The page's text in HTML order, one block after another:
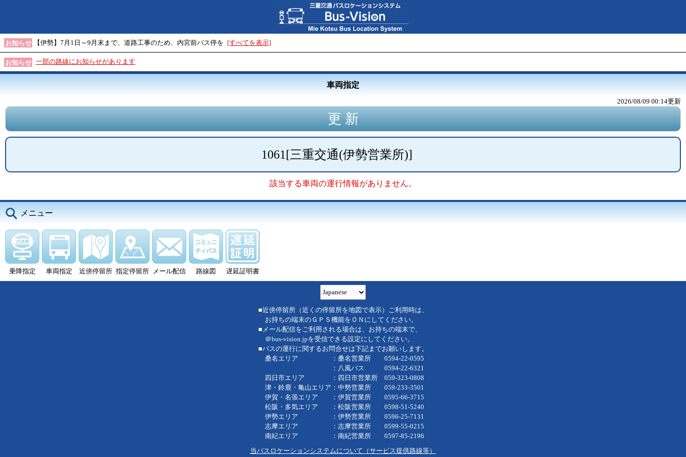
お知らせ 【伊勢】7月1日～9月末まで、道路工事のため、内宮前バス停を [すべてを表示]
お知らせ 一部の路線にお知らせがあります
車両指定
2026/08/09 00:14更新
1061[三重交通(伊勢営業所)]
該当する車両の運行情報がありません。
メニュー
乗降指定 車両指定 近傍停留所 指定停留所 メール配信 路線図 遅延証明書
■近傍停留所（近くの停留所を地図で表示）ご利用時は、
お持ちの端末のＧＰＳ機能をＯＮにしてください。
■メール配信をご利用される場合は、お持ちの端末で、
＠bus-vision.jpを受信できる設定にしてください。
■バスの運行に関するお問合せは下記までお願いします。
桑名エリア ：桑名営業所 0594-22-0595
：八風バス 0594-22-6321
四日市エリア ：四日市営業所 059-323-0808
津・鈴鹿・亀山エリア：中勢営業所 059-233-3501
伊賀・名張エリア ：伊賀営業所 0595-66-3715
松阪・多気エリア ：松阪営業所 0598-51-5240
伊勢エリア ：伊勢営業所 0596-25-7131
志摩エリア ：志摩営業所 0599-55-0215
南紀エリア ：南紀営業所 0597-85-2196
当バスロケーションシステムについて（サービス提供路線等）